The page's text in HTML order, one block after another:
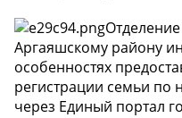
Аргаяшскому району
особенностях
регистрации семьи по
через Единый портал